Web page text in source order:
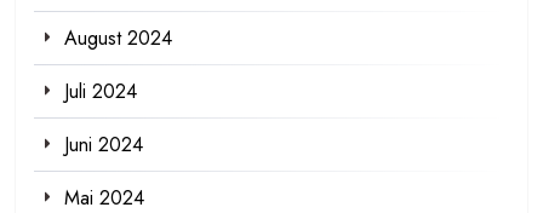
August 2024
Juli 2024
Juni 2024
Mai 2024